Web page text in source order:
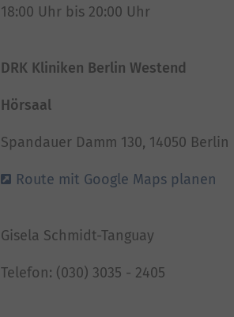
18:00 Uhr bis 20:00 Uhr
DRK Kliniken Berlin Westend
Hörsaal
Spandauer Damm 130, 14050 Berlin
Route mit Google Maps planen
Gisela Schmidt-Tanguay
Telefon: (030) 3035 - 2405